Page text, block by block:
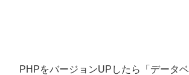
PHPをバージョンUPしたら「データ